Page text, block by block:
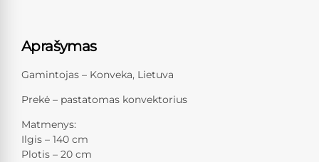
Aprašymas
Gamintojas – Konveka, Lietuva
Prekė – pastatomas konvektorius
Matmenys:
Ilgis – 140 cm
Plotis – 20 cm